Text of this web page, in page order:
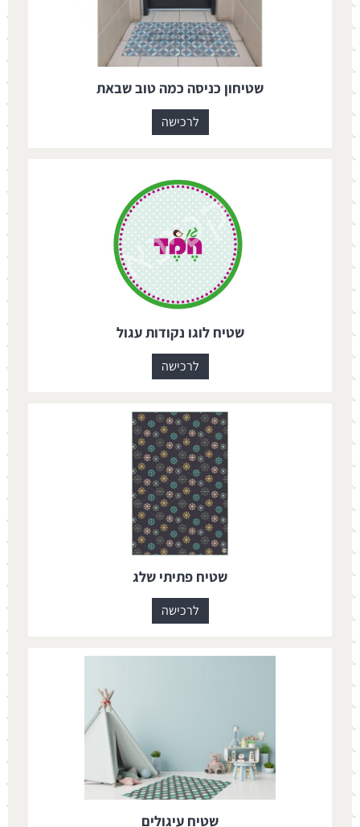
שטיחון כניסה כמה טוב שבאת
לרכישה
שטיח לוגו נקודות עגול
לרכישה
שטיח פתיתי שלג
לרכישה
שטיח עיגולים